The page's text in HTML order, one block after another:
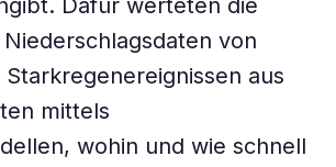
Dafür werteten die
von
aus
mittels
wohin und wie schnell